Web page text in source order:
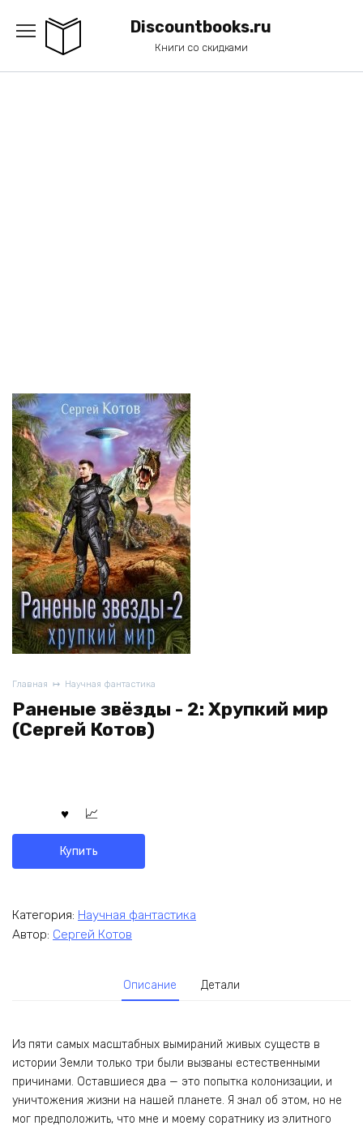
содержанию
Discountbooks.ru
Книги со скидками
Главная Научная фантастика
Раненые звёзды - 2: Хрупкий мир
(Сергей Котов)
Купить
Категория: Научная фантастика
Автор: Сергей Котов
Описание Детали
Из пяти самых масштабных вымираний живых существ в
истории Земли только три были вызваны естественными
причинами. Оставшиеся два — это попытка колонизации, и
уничтожения жизни на нашей планете. Я знал об этом, но не
мог предположить, что мне и моему соратнику из элитного